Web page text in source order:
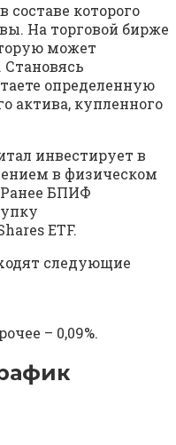
составе которого
На торговой бирже
может
Становясь
определенную
актива, купленного
инвестирует в
в физическом
Ранее БПИФ
ETF.
следующие
– 0,09%.